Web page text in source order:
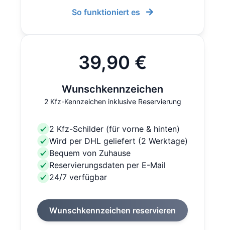
So funktioniert es
39,90 €
Wunschkennzeichen
2 Kfz-Kennzeichen inklusive Reservierung
2 Kfz-Schilder (für vorne & hinten)
Wird per DHL geliefert (2 Werktage)
Bequem von Zuhause
Reservierungsdaten per E-Mail
24/7 verfügbar
Wunschkennzeichen reservieren